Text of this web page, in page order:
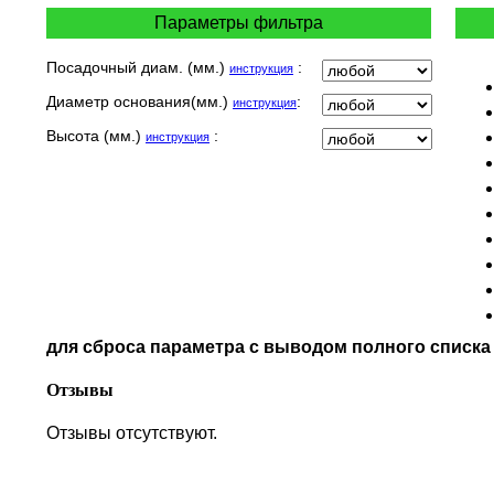
KEEWAY
MBK
MOTO GUZZI
TVS
Параметры фильтра
Посадочный диам. (мм.) инструкция :
Диаметр основания(мм.) инструкция:
Высота (мм.) инструкция :
для сброса параметра с выводом полного
Отзывы
Отзывы отсутствуют.